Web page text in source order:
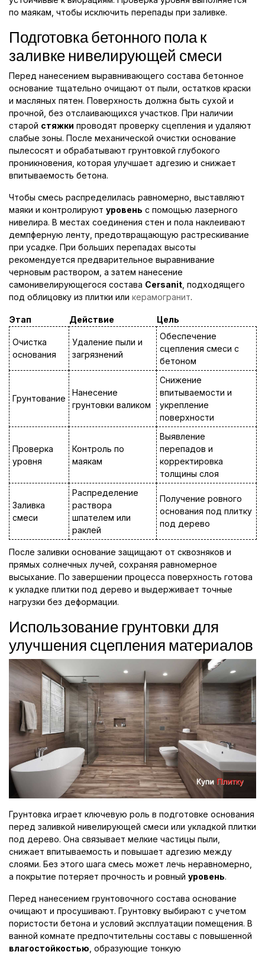
по маякам, чтобы исключить перепады при заливке.
Подготовка бетонного пола к
заливке нивелирующей смеси
Перед нанесением выравнивающего состава бетонное
основание тщательно очищают от пыли, остатков краски
и масляных пятен. Поверхность должна быть сухой и
прочной, без отслаивающихся участков. При наличии
старой стяжки проводят проверку сцепления и удаляют
слабые зоны. После механической очистки основание
пылесосят и обрабатывают грунтовкой глубокого
проникновения, которая улучшает адгезию и снижает
впитываемость бетона.
Чтобы смесь распределилась равномерно, выставляют
маяки и контролируют уровень с помощью лазерного
нивелира. В местах соединения стен и пола наклеивают
демпферную ленту, предотвращающую растрескивание
при усадке. При больших перепадах высоты
рекомендуется предварительное выравнивание
черновым раствором, а затем нанесение
самонивелирующегося состава Cersanit , подходящего
под облицовку из плитки или керамогранит.
Этап Действие Цель
Очистка
основания
Удаление пыли и
загрязнений
Обеспечение
сцепления смеси с
бетоном
Грунтование
Нанесение
грунтовки валиком
Снижение
впитываемости и
укрепление
поверхности
Проверка
уровня
Контроль по
маякам
Выявление
перепадов и
корректировка
толщины слоя
Заливка
смеси
Распределение
раствора
шпателем или
раклей
Получение ровного
основания под плитку
под дерево
После заливки основание защищают от сквозняков и
прямых солнечных лучей, сохраняя равномерное
высыхание. По завершении процесса поверхность готова
к укладке плитки под дерево и выдерживает точные
нагрузки без деформации.
Использование грунтовки для
улучшения сцепления материалов
Грунтовка играет ключевую роль в подготовке основания
перед заливкой нивелирующей смеси или укладкой плитки
под дерево. Она связывает мелкие частицы пыли,
снижает впитываемость и повышает адгезию между
слоями. Без этого шага смесь может лечь неравномерно,
а покрытие потеряет прочность и ровный уровень.
Перед нанесением грунтовочного состава основание
очищают и просушивают. Грунтовку выбирают с учетом
пористости бетона и условий эксплуатации помещения. В
ванной комнате предпочтительны составы с повышенной
влагостойкостью , образующие тонкую